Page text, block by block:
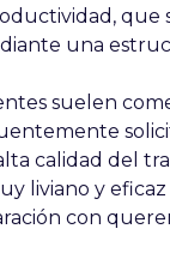
que
una
suelen
calidad del
liviano y
con